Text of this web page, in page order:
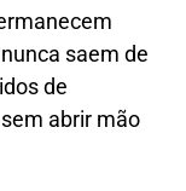
saem de
de
abrir mão